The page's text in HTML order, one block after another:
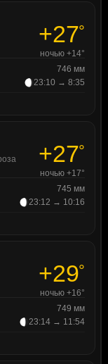
+27°
ночью +14°
746 мм
23:10 → 8:35
+27°
ночью +17°
745 мм
23:12 → 10:16
+29°
ночью +16°
749 мм
23:14 → 11:54